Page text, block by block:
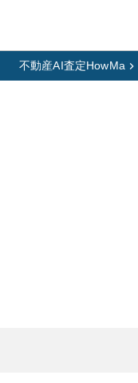
不動産AI査定HowMa